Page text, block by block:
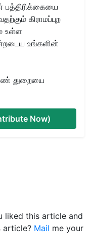
பத்திரிக்கையை
கிராமப்புற
உள்ள
உங்களின்
துறையை
Now)
liked this article and
article? Mail me your